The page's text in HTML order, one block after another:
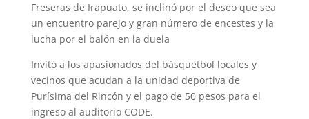
Freseras de Irapuato, se inclinó por el deseo que sea
un encuentro parejo y gran número de encestes y la
lucha por el balón en la duela
Invitó a los apasionados del básquetbol locales y
vecinos que acudan a la unidad deportiva de
Purísima del Rincón y el pago de 50 pesos para el
ingreso al auditorio CODE.